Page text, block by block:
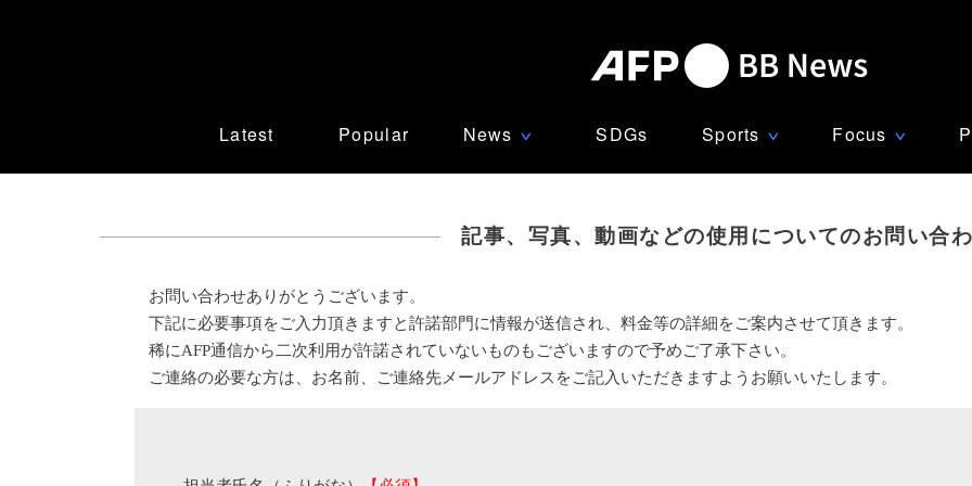
Latest Popular News ∨ SDGs Sports ∨ Focus ∨
記事、写真、動画などの使用についてのお問い合
お問い合わせありがとうございます。
下記に必要事項をご入力頂きますと許諾部門に情報が送信され、料金等の詳細をご案内させて頂きます。
稀にAFP通信から二次利用が許諾されていないものもございますので予めご了承下さい。
ご連絡の必要な方は、お名前、ご連絡先メールアドレスをご記入いただきますようお願いいたします。